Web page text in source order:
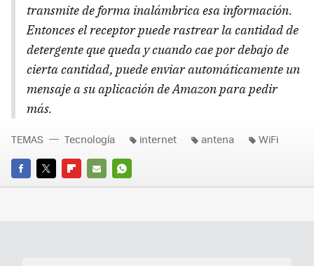
transmite de forma inalámbrica esa información.
Entonces el receptor puede rastrear la cantidad de
detergente que queda y cuando cae por debajo de
cierta cantidad, puede enviar automáticamente un
mensaje a su aplicación de Amazon para pedir
más.
FACEBOOK
TWITTERFLIPBOARD
E-
WHATSAPP
TEMAS Tecnología internet antena WiFi